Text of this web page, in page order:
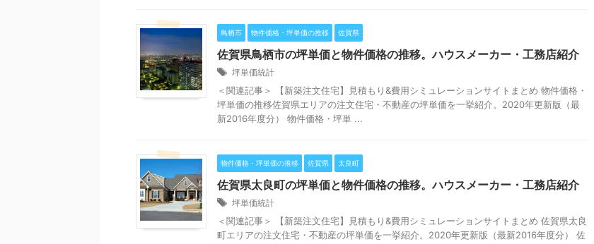
鳥栖市 物件価格・坪単価の推移 佐賀県
佐賀県鳥栖市の坪単価と物件価格の推移。ハウスメーカー・工務店紹介
坪単価統計
＜関連記事＞ 【新築注文住宅】見積もり&費用シミュレーションサイトまとめ 物件価格・
坪単価の推移佐賀県エリアの注文住宅・不動産の坪単価を一挙紹介。2020年更新版（最
新2016年度分） 物件価格・坪単 ...
物件価格・坪単価の推移 佐賀県 太良町
佐賀県太良町の坪単価と物件価格の推移。ハウスメーカー・工務店紹介
坪単価統計
＜関連記事＞ 【新築注文住宅】見積もり&費用シミュレーションサイトまとめ 佐賀県太良
町エリアの注文住宅・不動産の坪単価を一挙紹介。2020年更新版（最新2016年度分） 佐